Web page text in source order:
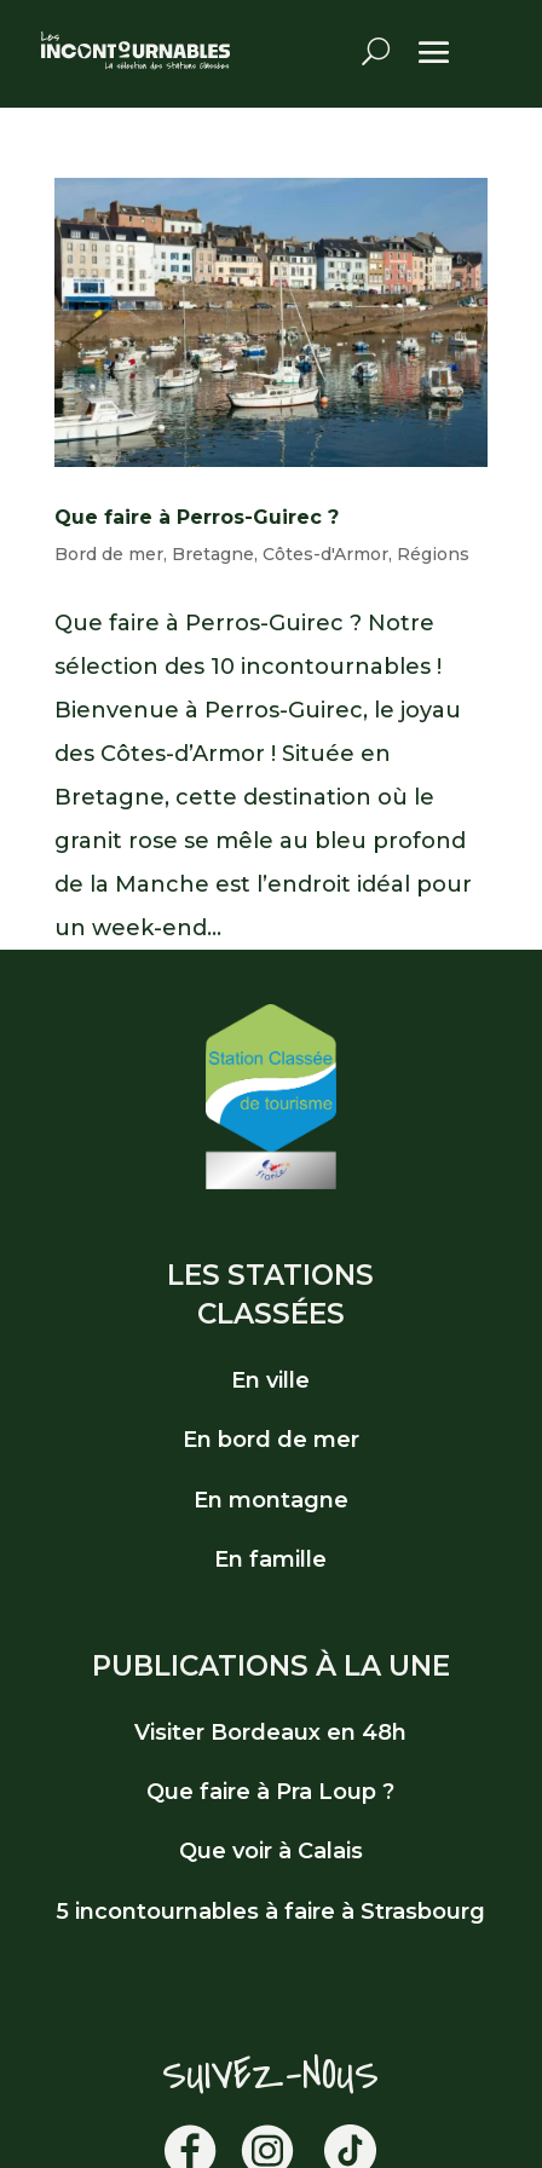
Que faire à Perros-Guirec ?
Bord de mer, Bretagne, Côtes-d'Armor, Régions
Que faire à Perros-Guirec ? Notre
sélection des 10 incontournables !
Bienvenue à Perros-Guirec, le joyau
des Côtes-d’Armor ! Située en
Bretagne, cette destination où le
granit rose se mêle au bleu profond
de la Manche est l’endroit idéal pour
un week-end...
LES STATIONS
CLASSÉES
En ville
En bord de mer
En montagne
En famille
PUBLICATIONS À LA UNE
Visiter Bordeaux en 48h
Que faire à Pra Loup ?
Que voir à Calais
5 incontournables à faire à Strasbourg
SUIVEZ-NOUS